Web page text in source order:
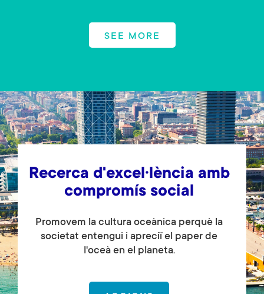
SEE MORE
Recerca d'excel·lència amb
compromís social
Promovem la cultura oceànica perquè la
societat entengui i apreciï el paper de
l'oceà en el planeta.